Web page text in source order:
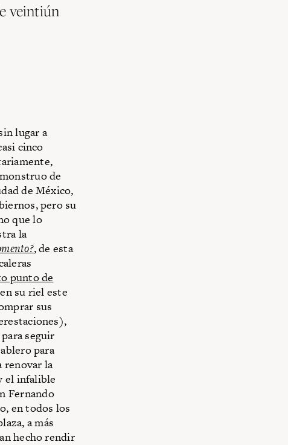
veintiún
lugar a
cinco
de
de México,
pero su
que lo
la
, de esta
punto de
su riel este
sus
seguir
para
renovar la
el infalible
Fernando
en todos los
a más
hecho rendir